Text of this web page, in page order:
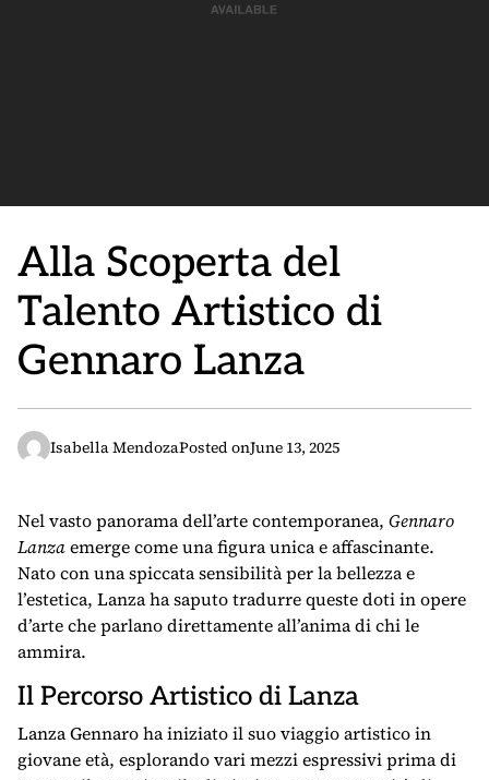
Alla Scoperta del
Talento Artistico di
Gennaro Lanza
Isabella MendozaPosted onJune 13, 2025
Nel vasto panorama dell’arte contemporanea, Gennaro
Lanzaemerge come una figura unica e affascinante.
Nato con una spiccata sensibilità per la bellezza e
l’estetica, Lanza ha saputo tradurre queste doti in opere
d’arte che parlano direttamente all’anima di chi le
ammira.
Il Percorso Artistico di Lanza
Lanza Gennaro ha iniziato il suo viaggio artistico in
giovane età, esplorando vari mezzi espressivi prima di